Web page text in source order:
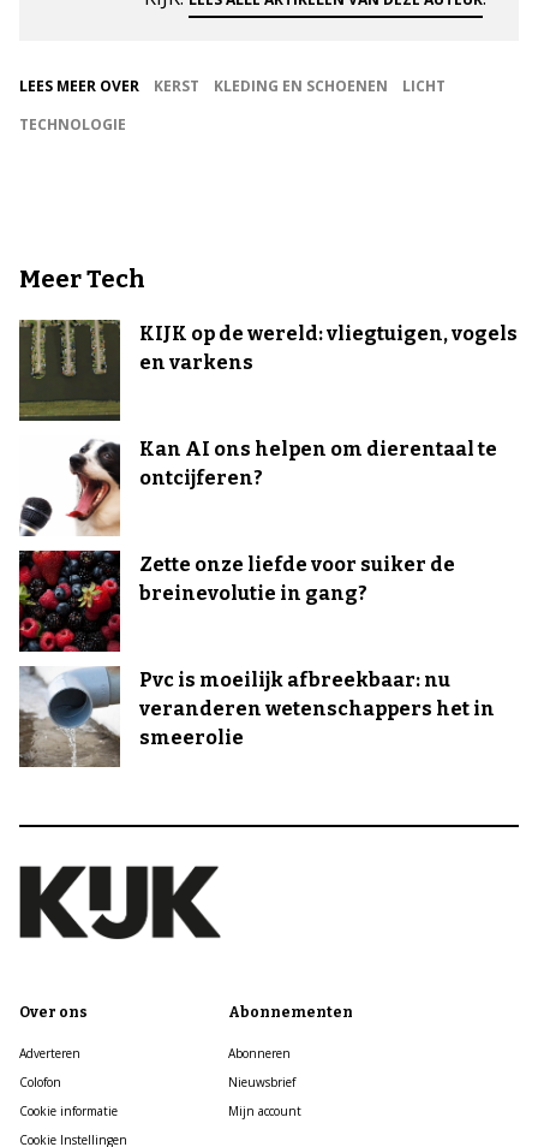
LEES MEER OVER KERST KLEDING EN SCHOENEN
LICHT
TECHNOLOGIE
Meer Tech
KIJK op de wereld: vliegtuigen, vogels
en varkens
Kan AI ons helpen om dierentaal te
ontcijferen?
Zette onze liefde voor suiker de
breinevolutie in gang?
Pvc is moeilijk afbreekbaar: nu
veranderen wetenschappers het in
smeerolie
Over ons
Adverteren
Colofon
Cookie informatie
Cookie Instellingen
Abonnementen
Abonneren
Nieuwsbrief
Mijn account